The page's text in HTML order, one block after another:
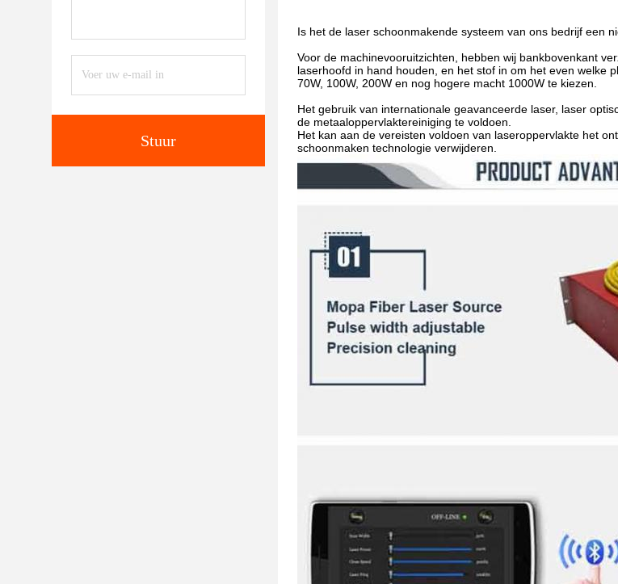
Stuur
Is het de laser schoonmakende systeem van ons bedrijf een
Voor de machinevooruitzichten, hebben wij bankbovenkant
laserhoofd in hand houden, en het stof in om het even welke
70W, 100W, 200W en nog hogere macht 1000W te kiezen.
Het gebruik van internationale geavanceerde laser, laser
de metaaloppervlaktereiniging te voldoen.
Het kan aan de vereisten voldoen van laseroppervlakte het
schoonmaken technologie verwijderen.